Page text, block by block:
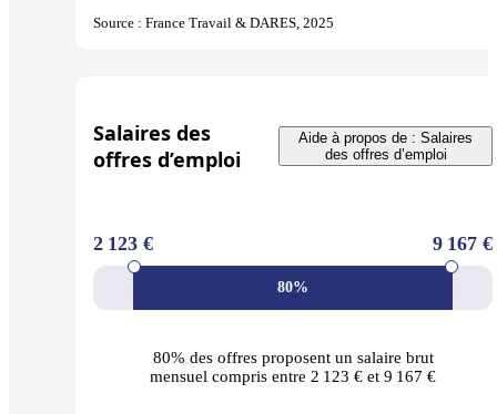
Source : France Travail & DARES, 2025
Salaires des
offres d’emploi
Aide à propos de : Salaires
des offres d’emploi
80%
2 123 € 9 167 €
80% des offresproposent un salaire brut
mensuel compris entre 2 123 € et 9 167 €